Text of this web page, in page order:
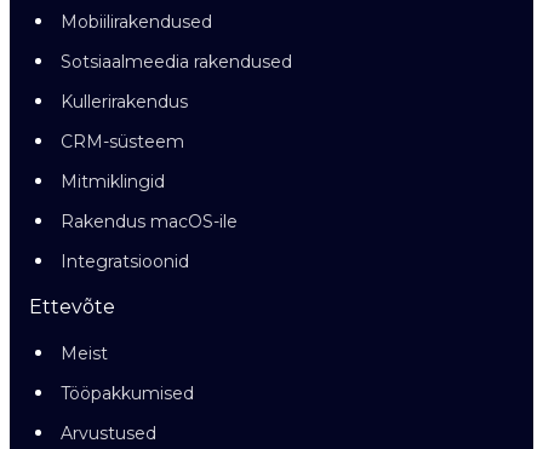
Mobiilirakendused
Sotsiaalmeedia rakendused
Kullerirakendus
CRM-süsteem
Mitmiklingid
Rakendus macOS-ile
Integratsioonid
Ettevõte
Meist
Tööpakkumised
Arvustused